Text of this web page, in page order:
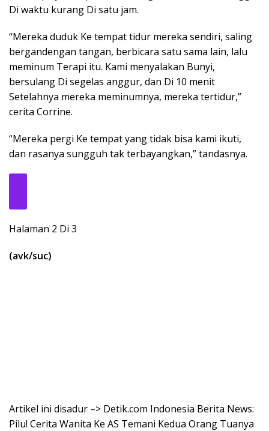
Di waktu kurang Di satu jam.
“Mereka duduk Ke tempat tidur mereka sendiri, saling
bergandengan tangan, berbicara satu sama lain, lalu
meminum Terapi itu. Kami menyalakan Bunyi,
bersulang Di segelas anggur, dan Di 10 menit
Setelahnya mereka meminumnya, mereka tertidur,”
cerita Corrine.
“Mereka pergi Ke tempat yang tidak bisa kami ikuti,
dan rasanya sungguh tak terbayangkan,” tandasnya.
Halaman 2 Di 3
(avk/suc)
Artikel ini disadur –> Detik.com Indonesia Berita News:
Pilu! Cerita Wanita Ke AS Temani Kedua Orang Tuanya